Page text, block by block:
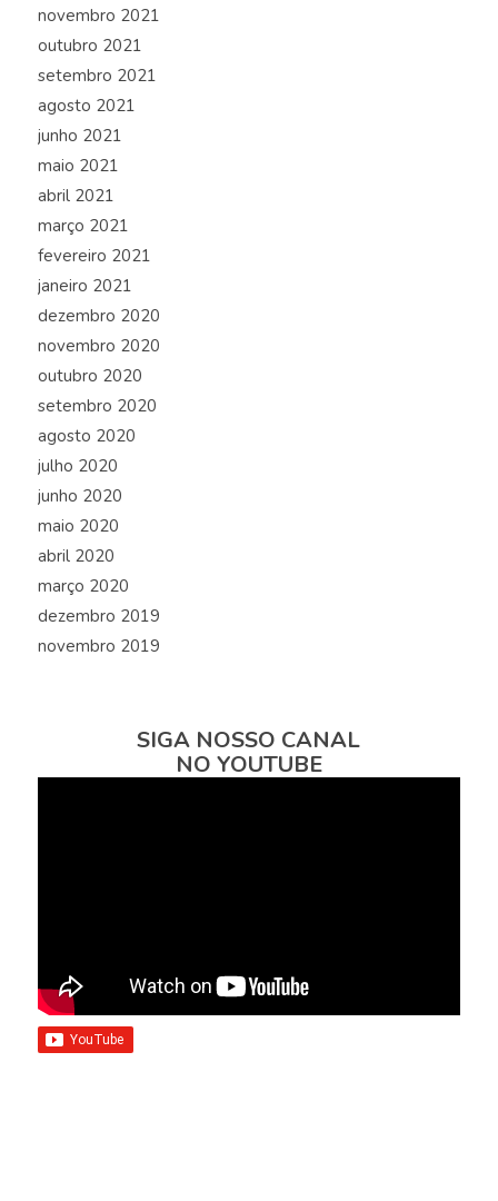
novembro 2021
outubro 2021
setembro 2021
agosto 2021
junho 2021
maio 2021
abril 2021
março 2021
fevereiro 2021
janeiro 2021
dezembro 2020
novembro 2020
outubro 2020
setembro 2020
agosto 2020
julho 2020
junho 2020
maio 2020
abril 2020
março 2020
dezembro 2019
novembro 2019
SIGA NOSSO CANAL
NO YOUTUBE